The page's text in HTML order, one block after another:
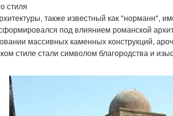
стиля
также известный как "норманн",
под влиянием романской
массивных каменных конструкций,
стиле стали символом благородства и